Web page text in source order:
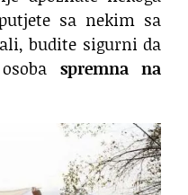
sa nekim sa
budite sigurni da
spremna na